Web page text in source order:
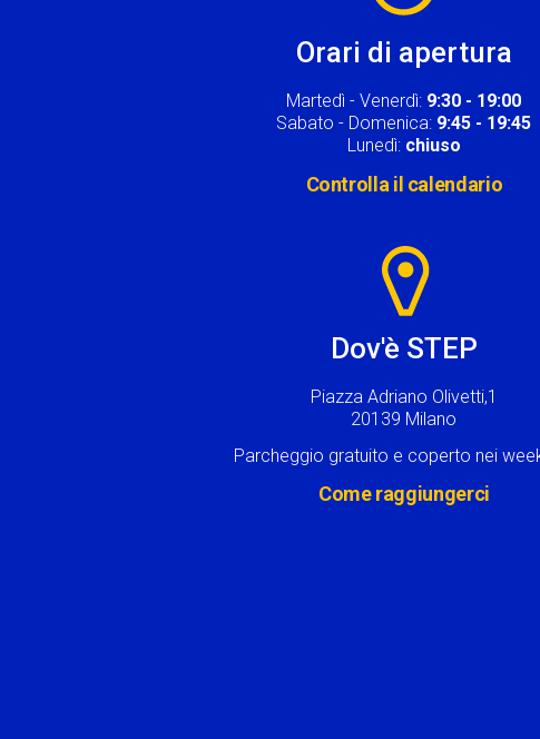
Orari di apertura
Martedì - Venerdì: 9:30 - 19:00
Sabato - Domenica: 9:45 - 19:45
Lunedì: chiuso
Controlla il calendario
Dov'è STEP
Piazza Adriano Olivetti,1
20139 Milano
Parcheggio gratuito e coperto nei
Come raggiungerci